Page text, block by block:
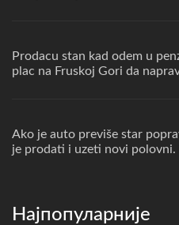
Prodacu stan kad odem u
plac na Fruskoj Gori da
Ako je auto previše star
je prodati i uzeti novi polovni.
Најпопуларније